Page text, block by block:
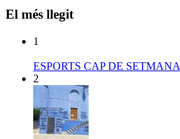
El més llegit
1
ESPORTS CAP DE SETMANA
2